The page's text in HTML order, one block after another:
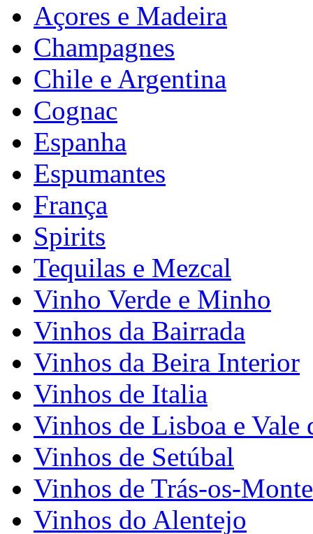
Açores e Madeira
Champagnes
Chile e Argentina
Cognac
Espanha
Espumantes
França
Spirits
Tequilas e Mezcal
Vinho Verde e Minho
Vinhos da Bairrada
Vinhos da Beira Interior
Vinhos de Italia
Vinhos de Lisboa e Vale
Vinhos de Setúbal
Vinhos de Trás-os-
Vinhos do Alentejo